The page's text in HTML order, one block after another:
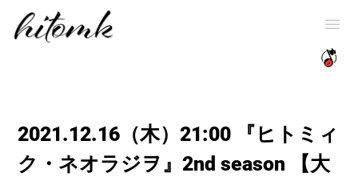
2021.12.16（木）21:00 『ヒトミィ
ク・ネオラジヲ』2nd season 【大